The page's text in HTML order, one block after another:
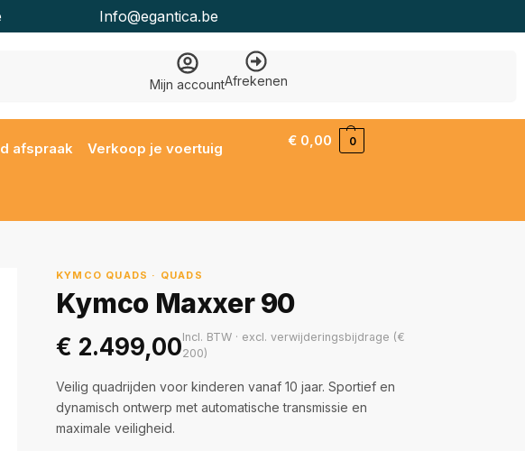
Info@egantica.be
Mijn accountAfrekenen
afspraak Verkoop je voertuig €0,00 0
KYMCO QUADS · QUADS
Kymco Maxxer 90
€ 2.499,00Incl. BTW · excl. verwijderingsbijdrage (€
200)
Veilig quadrijden voor kinderen vanaf 10 jaar. Sportief en
dynamisch ontwerp met automatische transmissie en
maximale veiligheid.